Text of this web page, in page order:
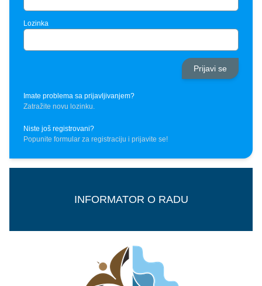
Lozinka
Imate problema sa prijavljivanjem?
Zatražite novu lozinku.
Niste još registrovani?
Popunite formular za registraciju i prijavite se!
INFORMATOR O RADU